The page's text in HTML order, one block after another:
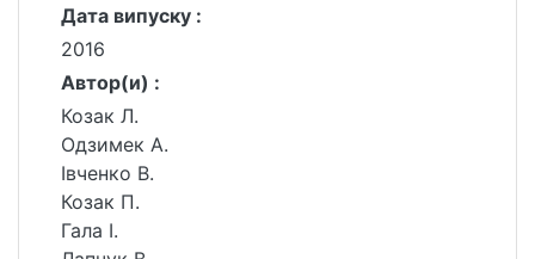
Дата випуску :
2016
Автор(и) :
Козак Л.
Одзимек А.
Івченко В.
Козак П.
Гала І.